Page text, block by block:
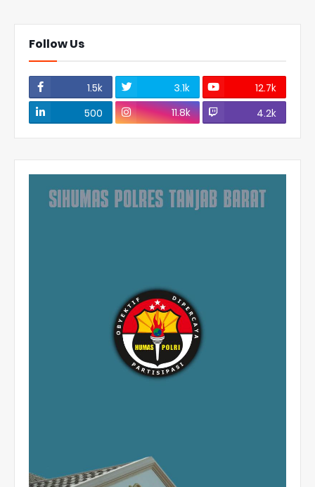
Follow Us
1.5k 3.1k
12.7k
500
11.8k 4.2k